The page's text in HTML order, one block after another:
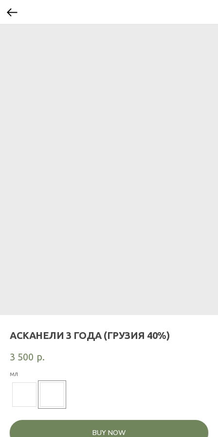
АСКАНЕЛИ 3 ГОДА (ГРУЗИЯ 40%)
3 500 р.
мл
BUY NOW